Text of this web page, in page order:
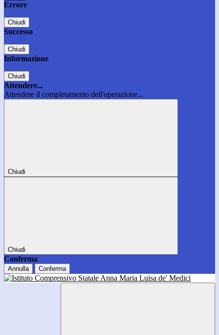
Errore
Chiudi
Successo
Chiudi
Informazione
Chiudi
Attendere...
Attendere il completamento dell'operazione...
Chiudi
Chiudi
Conferma
Annulla Conferma